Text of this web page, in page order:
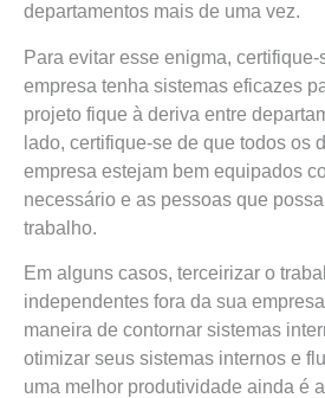
departamentos mais de uma vez.
Para evitar esse enigma,
empresa tenha sistemas eficazes
projeto fique à deriva entre
lado, certifique-se de que todos os
empresa estejam bem equipados
necessário e as pessoas que
trabalho.
Em alguns casos, terceirizar o
independentes fora da sua
maneira de contornar sistemas
otimizar seus sistemas internos e
uma melhor produtividade ainda é